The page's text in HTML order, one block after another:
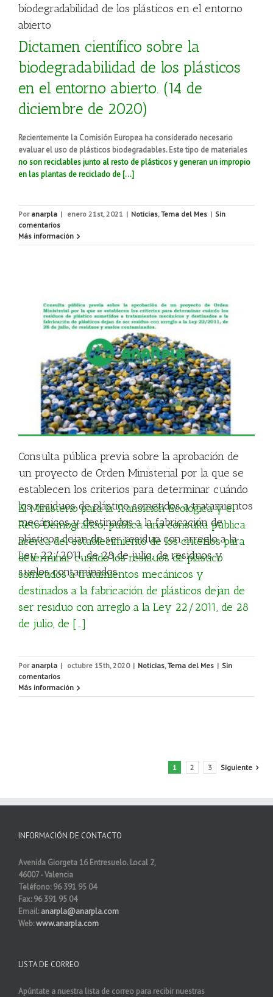
biodegradabilidad de los plásticos en el entorno
abierto
Dictamen científico sobre la
biodegradabilidad de los plásticos
en el entorno abierto. (14 de
diciembre de 2020)
Recientemente la Comisión Europea ha considerado necesario
evaluar el uso de plásticos biodegradables. Este tipo de materiales
no son reciclables junto al resto de plásticos y generan un impropio
en las plantas de reciclado de […]
Por anarpla | enero 21st, 2021 | Noticias,Tema del Mes | Sin
comentarios
Más información
Consulta pública previa sobre la aprobación de
un proyecto de Orden Ministerial por la que se
establecen los criterios para determinar cuándo
los residuos de plástico sometidos a tratamientos
mecánicos y destinados a la fabricación de
plásticos dejan de ser residuo con arreglo a la
Ley 22/2011, de 28 de julio, de residuos y
suelos contaminados.
El Ministerio para la Transición Ecológica y el
Reto Demográfico, publica una consulta pública
acerca del establecimiento de los criterios para
determinar cuándo los residuos de plástico
sometidos a tratamientos mecánicos y
destinados a la fabricación de plásticos dejan de
ser residuo con arreglo a la Ley 22/2011, de 28
de julio, de […]
Por anarpla | octubre 15th, 2020 | Noticias,Tema del Mes | Sin
comentarios
Más información
1 2 3 Siguiente
INFORMACIÓN DE CONTACTO
Avenida Giorgeta 16 Entresuelo. Local 2,
46007 - Valencia
Teléfono: 96 391 95 04
Fax: 96 391 95 04
Email:anarpla@anarpla.com
Web:www.anarpla.com
LISTA DE CORREO
Apúntate a nuestra lista de correo para recibir nuestras